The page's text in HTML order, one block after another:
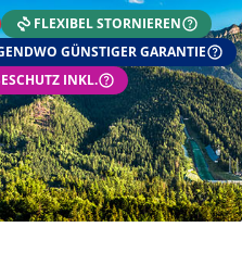
FLEXIBEL STORNIEREN
GÜNSTIGER GARANTIE
INKL.